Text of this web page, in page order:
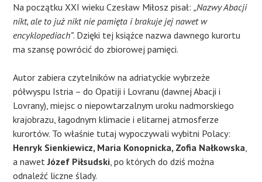
Na początku XXI wieku Czesław Miłosz pisał:„Nazwy Abacji
nikt, ale to już nikt nie pamięta i brakuje jej nawet w
encyklopediach”. Dzięki tej książce nazwa dawnego kurortu
ma szansę powrócić do zbiorowej pamięci.
Autor zabiera czytelników na adriatyckie wybrzeże
półwyspu Istria – do Opatiji i Lovranu (dawnej Abacji i
Lovrany), miejsc o niepowtarzalnym uroku nadmorskiego
krajobrazu, łagodnym klimacie i elitarnej atmosferze
kurortów. To właśnie tutaj wypoczywali wybitni Polacy:
Henryk Sienkiewicz, Maria Konopnicka, Zofia Nałkowska
a nawetJózef Piłsudski , po których do dziś można
odnaleźć liczne ślady.